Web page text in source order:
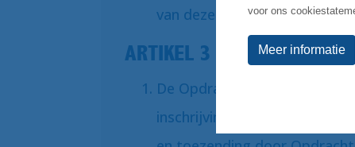
van deze bepaling.
ARTIKEL 3 –
De Opdrachtnemer meldt
inschrijving door